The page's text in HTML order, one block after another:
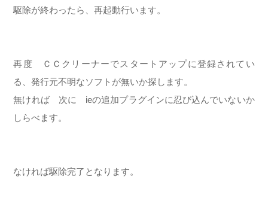
駆除が終わったら、再起動行います。
再度 ＣＣクリーナーでスタートアップに登録されてい
る、発行元不明なソフトが無いか探します。
無ければ 次に ieの追加プラグインに忍び込んでいないか
しらべます。
なければ駆除完了となります。